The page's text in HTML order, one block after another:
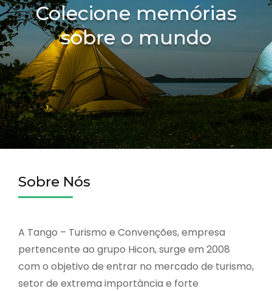
Colecione memórias
sobre o mundo
Sobre Nós
A Tango – Turismo e Convenções, empresa
pertencente ao grupo Hicon, surge em 2008
com o objetivo de entrar no mercado de turismo,
setor de extrema importância e forte